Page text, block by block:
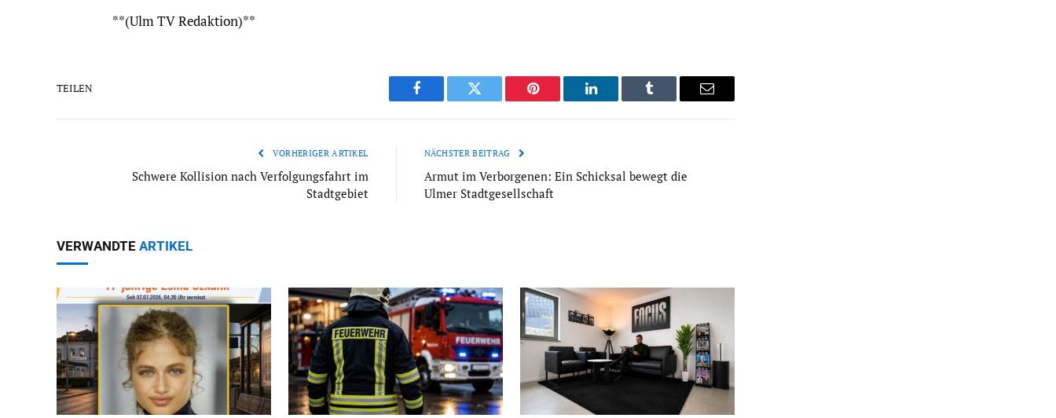
**(Ulm TV Redaktion)**
TEILEN
Facebook Twitter Pinterest LinkedIn Tumblr Email
VORHERIGER ARTIKEL
Schwere Kollision nach Verfolgungsfahrt im
Stadtgebiet
NÄCHSTER BEITRAG
Armut im Verborgenen: Ein Schicksal bewegt die
Ulmer Stadtgesellschaft
VERWANDTE ARTIKEL